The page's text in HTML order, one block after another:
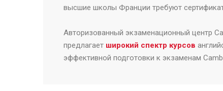
высшие школы Франции требуют
Авторизованный экзаменационный центр
предлагает широкий спектр курсов
эффективной подготовки к экзаменам